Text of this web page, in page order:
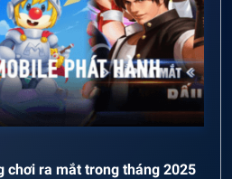
chơi ra mắt trong tháng 2025